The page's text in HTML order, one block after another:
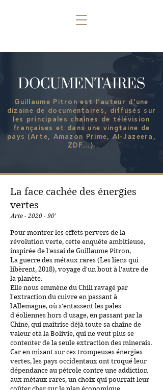
DOCUMENTAIRES
Guillaume Pitron est l’auteur d’une
dizaine de documentaires, diffusés sur
les principales chaînes de télévision
françaises et dans une vingtaine de
pays (Arte, Amazon Prime, Al-Jazeera,
ZDF…).
La face cachée des énergies
vertes
Arte - 2020 - 90'
Pour montrer les effets pervers de la
révolution verte, cette enquête ambitieuse,
inspirée de l'essai de Guillaume Pitron,
La guerre des métaux rares (Les liens qui
libèrent, 2018), voyage d'un bout à l'autre de
la planète.
Elle nous emmène du Chili ravagé par
l'extraction du cuivre en passant à
l'Allemagne, où s'entassent les pales
d'éoliennes hors d'usage, en passant par la
Chine, qui maîtrise déjà toute sa chaîne de
valeur età la Bolivie, qui ne veut plus se
contenter de la seule extraction des minerais.
Car en misant sur ces trompeuses énergies
vertes, les pays occidentaux ont troqué leur
dépendance au pétrole contre une addiction
aux métaux rares, un choix qui pourrait leur